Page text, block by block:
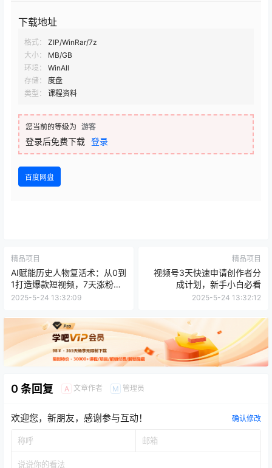
下载地址
格式：
ZIP/WinRar/7z
大小：
MB/GB
环境：
WinAll
存储：
度盘
类型：
课程资料
您当前的等级为 游客
登录后免费下载 登录
百度网盘
精品项目
AI赋能历史人物复活术：从0到
1打造爆款短视频，7天涨粉
10W，小白也能月入过1W
2025-5-24 13:32:09
精品项目
视频号3天快速申请创作者分
成计划，新手小白必看
2025-5-24 13:32:12
0 条回复 A 文章作者 M 管理员
欢迎您，新朋友，感谢参与互动！ 确认修改